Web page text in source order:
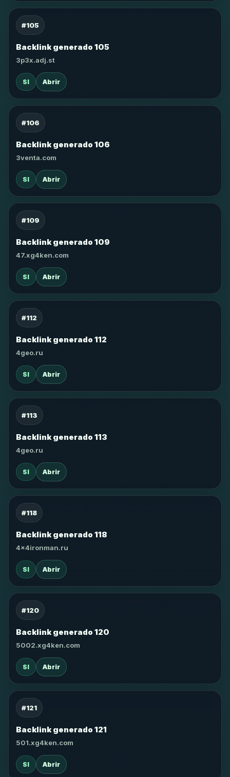
#105
Backlink generado 105
3p3x.adj.st
SI Abrir
#106
Backlink generado 106
3venta.com
SI Abrir
#109
Backlink generado 109
47.xg4ken.com
SI Abrir
#112
Backlink generado 112
4geo.ru
SI Abrir
#113
Backlink generado 113
4geo.ru
SI Abrir
#118
Backlink generado 118
4x4ironman.ru
SI Abrir
#120
Backlink generado 120
5002.xg4ken.com
SI Abrir
#121
Backlink generado 121
501.xg4ken.com
SI Abrir